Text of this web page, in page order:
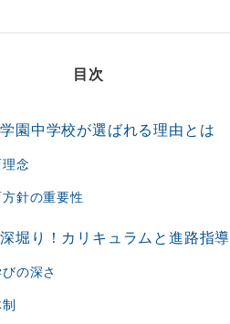
目次
園中学校が選ばれる理由とは
念
針の重要性
堀り！カリキュラムと進路指導
の深さ